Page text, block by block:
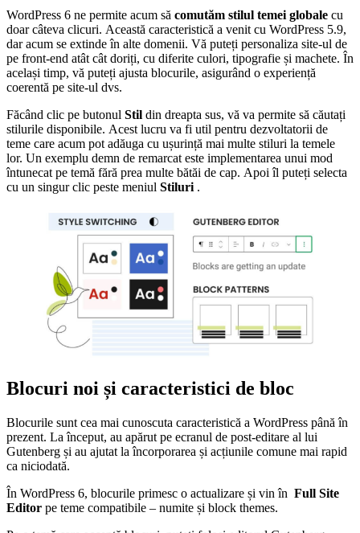
WordPress 6 ne permite acum să comutăm stilul temei globale cu
doar câteva clicuri. Această caracteristică a venit cu WordPress 5.9,
dar acum se extinde în alte domenii. Vă puteți personaliza site-ul de
pe front-end atât cât doriți, cu diferite culori, tipografie și machete. În
același timp, vă puteți ajusta blocurile, asigurând o experiență
coerentă pe site-ul dvs.
Făcând clic pe butonul Stil din dreapta sus, vă va permite să căutați
stilurile disponibile. Acest lucru va fi util pentru dezvoltatorii de
teme care acum pot adăuga cu ușurință mai multe stiluri la temele
lor. Un exemplu demn de remarcat este implementarea unui mod
întunecat pe temă fără prea multe bătăi de cap. Apoi îl puteți selecta
cu un singur clic peste meniul Stiluri .
Blocuri noi și caracteristici de bloc
Blocurile sunt cea mai cunoscuta caracteristică a WordPress până în
prezent. La început, au apărut pe ecranul de post-editare al lui
Gutenberg și au ajutat la încorporarea și acțiunile comune mai rapid
ca niciodată.
În WordPress 6, blocurile primesc o actualizare și vin în Full Site
Editor pe teme compatibile – numite și block themes.